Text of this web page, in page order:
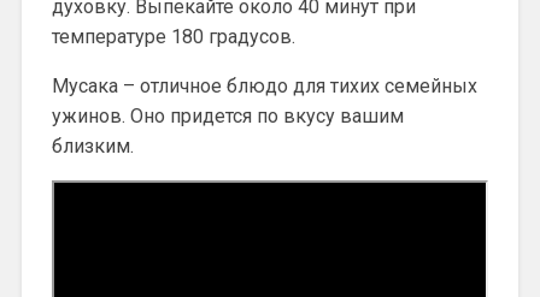
духовку. Выпекайте около 40 минут при
температуре 180 градусов.
Мусака – отличное блюдо для тихих семейных
ужинов. Оно придется по вкусу вашим
близким.